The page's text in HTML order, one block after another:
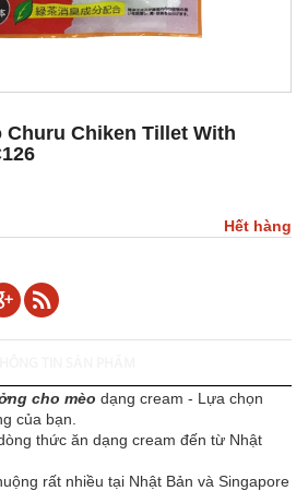
Chiken Tillet With
Hết hàng
cho mèo dạng cream - Lựa chọn
của bạn.
thức ăn dạng cream đến từ Nhật
rất nhiều tại Nhật Bản và Singapore